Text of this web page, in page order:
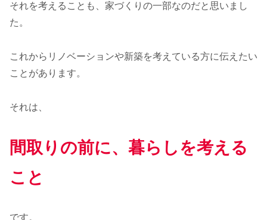
それを考えることも、家づくりの一部なのだと思いまし
た。
これからリノベーションや新築を考えている方に伝えたい
ことがあります。
それは、
間取りの前に、暮らしを考える
こと
です。